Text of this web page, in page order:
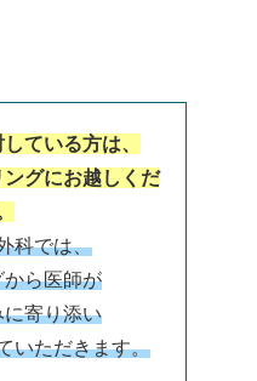
ている方は、
グにお越しくだ
科では、
ら医師が
寄り添い
いただきます。